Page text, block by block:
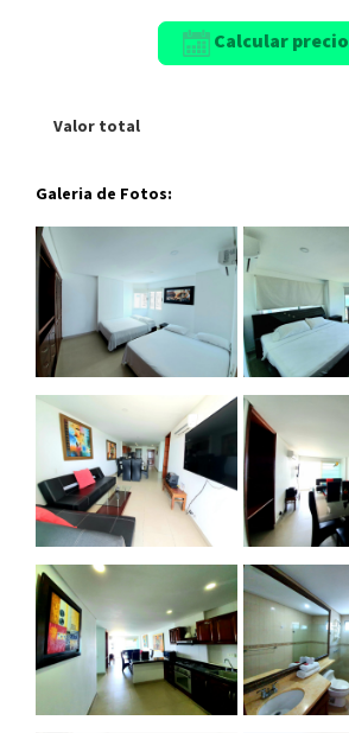
Calcular precio
Valor total
Galeria de Fotos: